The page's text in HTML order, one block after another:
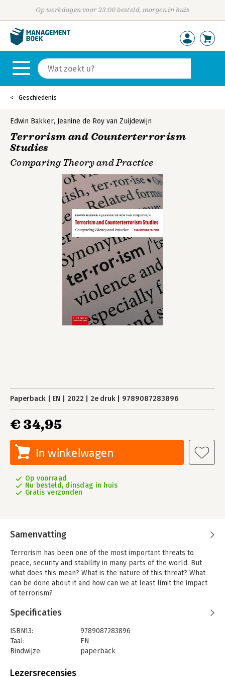
Op werkdagen voor 23:00 besteld, morgen in huis
Geschiedenis
Edwin Bakker, Jeanine de Roy van Zuijdewijn
Terrorism and Counterterrorism
Studies
Comparing Theory and Practice
Paperback EN 2022 2e druk 9789087283896
€ 34,95
In winkelwagen
Op voorraad
Nu besteld, dinsdag in huis
Gratis verzonden
Samenvatting
Terrorism has been one of the most important threats to
peace, security and stability in many parts of the world. But
what does this mean? What is the nature of this threat? What
can be done about it and how can we at least limit the impact
of terrorism?
this book that consists of four parts. First it focuses on the
and the difficulties in defining the term. The second part
provides an overview of the state of the art of terrorism
studies. The most interesting results of this academic field are
to either stress their importance or to debunk them as myths.
Specificaties
ISBN13:
9789087283896
Taal:
EN
Bindwijze:
paperback
Uitgever:
Lezersrecensies